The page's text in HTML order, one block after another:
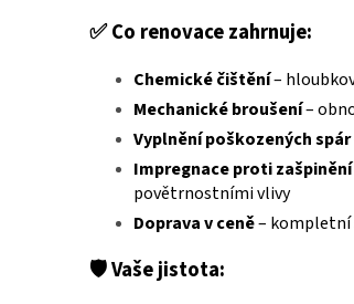
✅ Co renovace zahrnuje:
Chemické čištění–
Mechanické broušení–
Vyplnění poškozených spár
Impregnace proti zašpinění
povětrnostními vlivy
Doprava v ceně– kompletní
🛡️ Vaše jistota: